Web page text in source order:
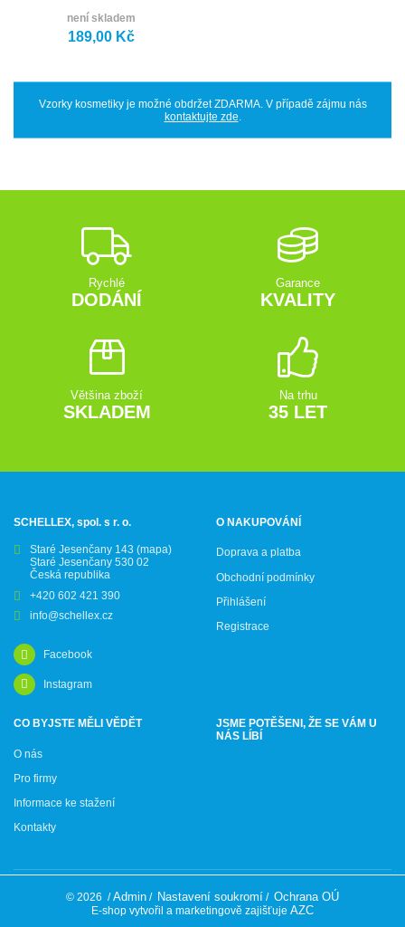
není skladem
189,00 Kč
Vzorky kosmetiky je možné obdržet ZDARMA. V případě zájmu nás
kontaktujte zde
Rychlé
DODÁNÍ
Garance
KVALITY
Většina zboží
SKLADEM
Na trhu
35 LET
SCHELLEX, spol. s r. o.
Staré Jesenčany 143 (mapa)
Staré Jesenčany 530 02
Česká republika
+420 602 421 390
info@schellex.cz
Facebook
Instagram
O NAKUPOVÁNÍ
Doprava a platba
Obchodní podmínky
Přihlášení
Registrace
CO BYJSTE MĚLI VĚDĚT
O nás
Pro firmy
Informace ke stažení
Kontakty
JSME POTĚŠENI, ŽE SE VÁM U
NÁS LÍBÍ
© 2026 /Admin / Nastavení soukromí / Ochrana OÚ
E-shop vytvořil a marketingově zajišťuje AZC